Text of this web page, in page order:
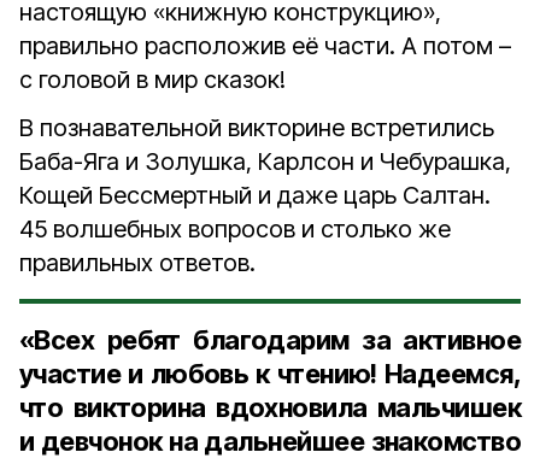
настоящую «книжную конструкцию»,
правильно расположив её части. А потом –
с головой в мир сказок!
В познавательной викторине встретились
Баба-Яга и Золушка, Карлсон и Чебурашка,
Кощей Бессмертный и даже царь Салтан.
45 волшебных вопросов и столько же
правильных ответов.
«Всех ребят благодарим за активное
участие и любовь к чтению! Надеемся,
что викторина вдохновила мальчишек
и девчонок на дальнейшее знакомство